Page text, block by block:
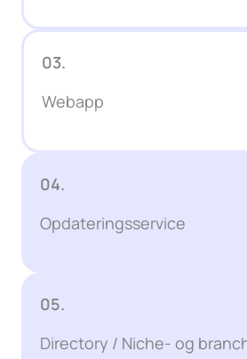
03.
Webapp
04.
Opdateringsservice
05.
Directory / Niche- og